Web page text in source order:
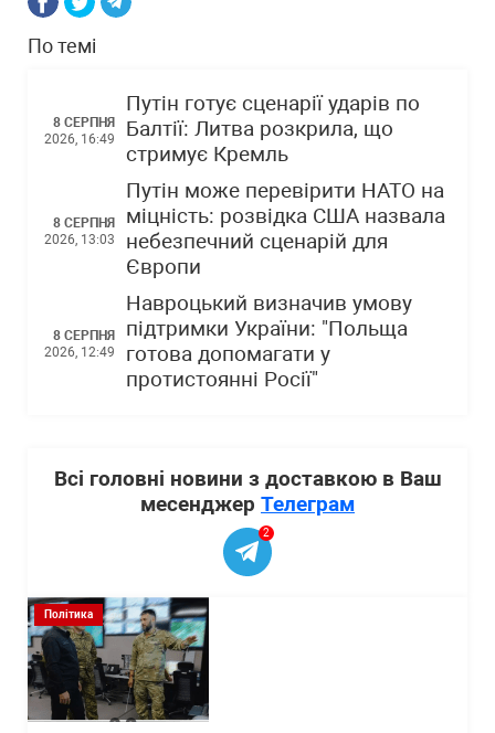
По темі
8 СЕРПНЯ
2026, 16:49
Путін готує сценарії ударів по
Балтії: Литва розкрила, що
стримує Кремль
8 СЕРПНЯ
2026, 13:03
Путін може перевірити НАТО на
міцність: розвідка США назвала
небезпечний сценарій для
Європи
8 СЕРПНЯ
2026, 12:49
Навроцький визначив умову
підтримки України: "Польща
готова допомагати у
протистоянні Росії"
Всі головні новини з доставкою в Ваш
месенджер Телеграм
2
Політика